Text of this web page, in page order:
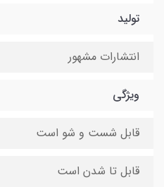
تولید
انتشارات مشهور
ویژگی
قابل شست و شو است
قابل تا شدن است